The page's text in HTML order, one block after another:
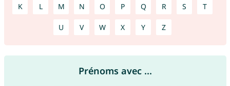
K L M N O P Q R S T
U V W X Y Z
Prénoms avec ...